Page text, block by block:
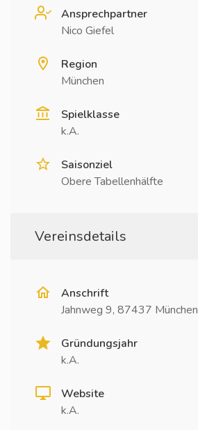
Ansprechpartner
Nico Giefel
Region
München
Spielklasse
k.A.
Saisonziel
Obere Tabellenhälfte
Vereinsdetails
Anschrift
Jahnweg 9, 87437 München
Gründungsjahr
k.A.
Website
k.A.